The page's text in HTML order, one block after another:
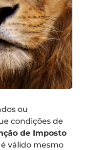
ou
condições de
de Imposto
válido mesmo